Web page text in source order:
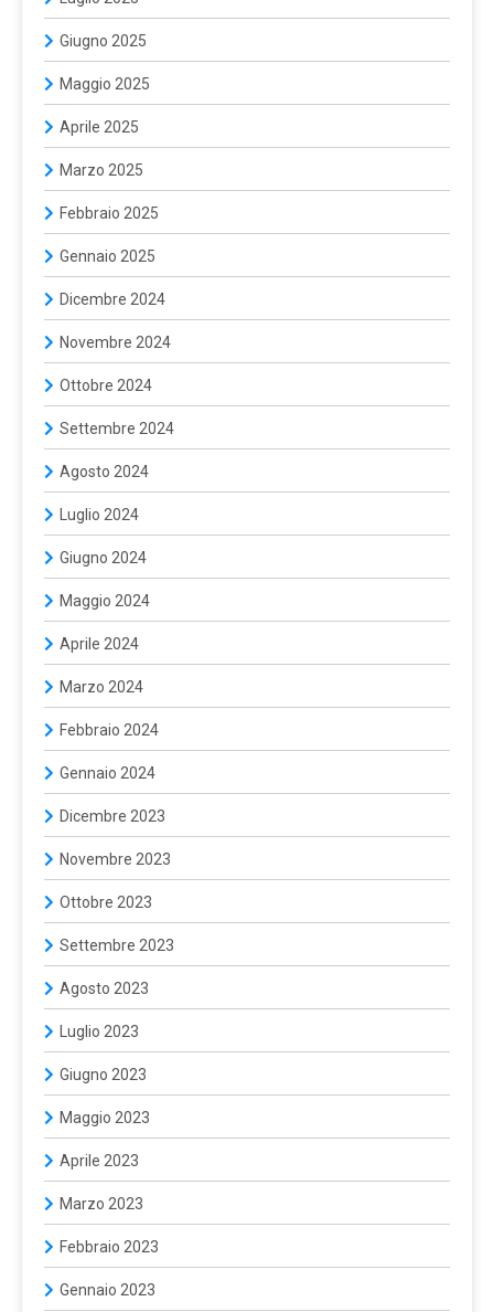
Giugno 2025
Maggio 2025
Aprile 2025
Marzo 2025
Febbraio 2025
Gennaio 2025
Dicembre 2024
Novembre 2024
Ottobre 2024
Settembre 2024
Agosto 2024
Luglio 2024
Giugno 2024
Maggio 2024
Aprile 2024
Marzo 2024
Febbraio 2024
Gennaio 2024
Dicembre 2023
Novembre 2023
Ottobre 2023
Settembre 2023
Agosto 2023
Luglio 2023
Giugno 2023
Maggio 2023
Aprile 2023
Marzo 2023
Febbraio 2023
Gennaio 2023